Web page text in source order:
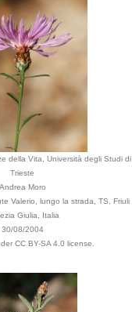
della Vita, Università degli Studi di
Trieste
Andrea Moro
Valerio, lungo la strada, TS, Friuli
Giulia, Italia
30/08/2004
CC BY-SA 4.0 license.